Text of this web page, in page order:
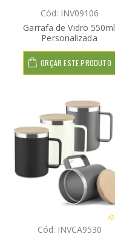
Cód: INV09106
Garrafa de Vidro 550ml
Personalizada
ORÇAR ESTE PRODUTO
Cód: INVCA9530